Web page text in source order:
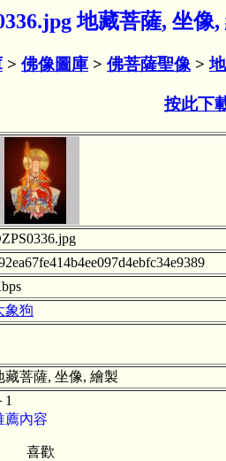
地藏菩薩, 坐
> 佛像圖庫 > 佛菩薩聖像 >
按此下
象狗
藏菩薩, 坐像, 繪製
1
薦內容
喜歡